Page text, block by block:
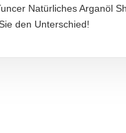
Natürliches Arganöl
den Unterschied!